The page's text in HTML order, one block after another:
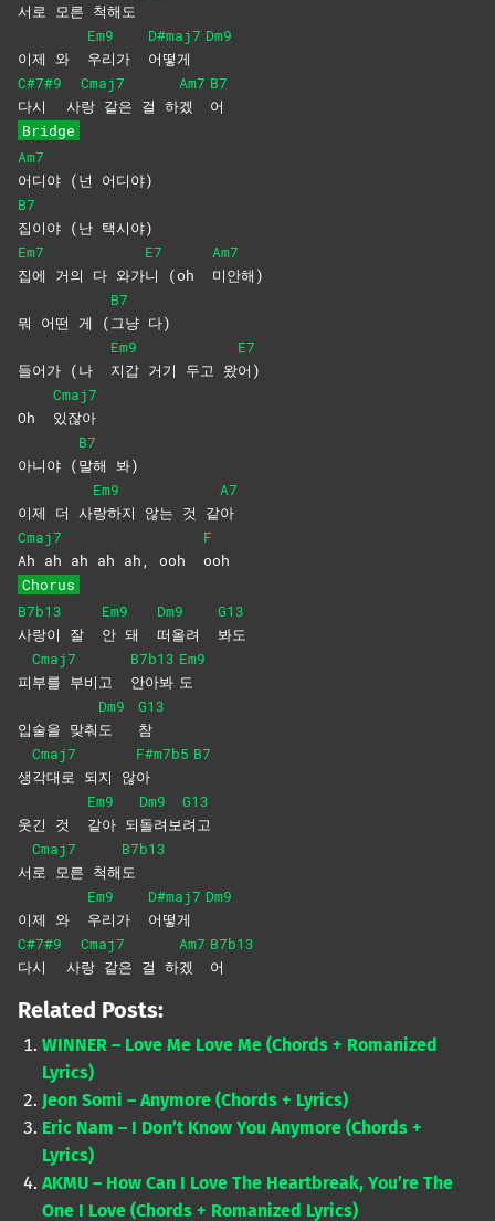
서로 모른 척해도
이제 와
Em9
우리가
D#maj7
어떻게
Dm9
C#7#9
다시
사
Cmaj7
랑 같은 걸 하
Am7
겠
B7
어
Bridge
Am7
어디야 (넌 어디야)
B7
집이야 (난 택시야)
Em7
집에 거의 다 와가
E7
니 (oh
Am7
미안해)
뭐 어떤 게 (
B7
그냥 다)
들어가 (나
Em9
지갑 거기 두고 왔
E7
어)
Oh
Cmaj7
있잖아
아니야 (
B7
말해 봐)
이제 더 사
Em9
랑하지 않는 것 같
A7
아
Cmaj7
Ah ah ah ah ah, ooh
F
ooh
Chorus
B7b13
사랑이 잘
Em9
안 돼
Dm9
떠올려
G13
봐도
피
Cmaj7
부를 부비고
B7b13
안아봐
Em9
도
입술을 맞춰
Dm9
도
G13
참
생
Cmaj7
각대로 되지 않
F#m7b5
아
B7
웃긴 것
Em9
같아 되
Dm9
돌려보
G13
려고
서
Cmaj7
로 모른 척해
B7b13
도
이제 와
Em9
우리가
D#maj7
어떻게
Dm9
C#7#9
다시
사
Cmaj7
랑 같은 걸 하
Am7
겠
B7b13
어
Related Posts:
WINNER – Love Me Love Me (Chords + Romanized
Lyrics)
Jeon Somi – Anymore (Chords + Lyrics)
Eric Nam – I Don’t Know You Anymore (Chords +
Lyrics)
AKMU – How Can I Love The Heartbreak, You’re The
One I Love (Chords + Romanized Lyrics)